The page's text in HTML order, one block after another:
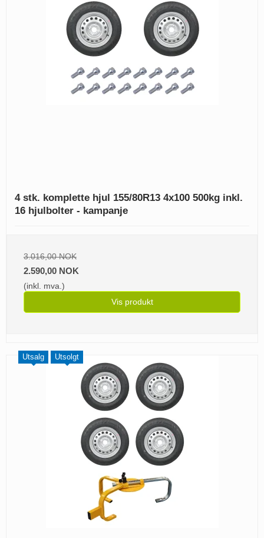
4 stk. komplette hjul 155/80R13 4x100 500kg inkl.
16 hjulbolter - kampanje
3.016,00 NOK
2.590,00 NOK
(inkl. mva.)
Vis produkt
Utsalg Utsolgt